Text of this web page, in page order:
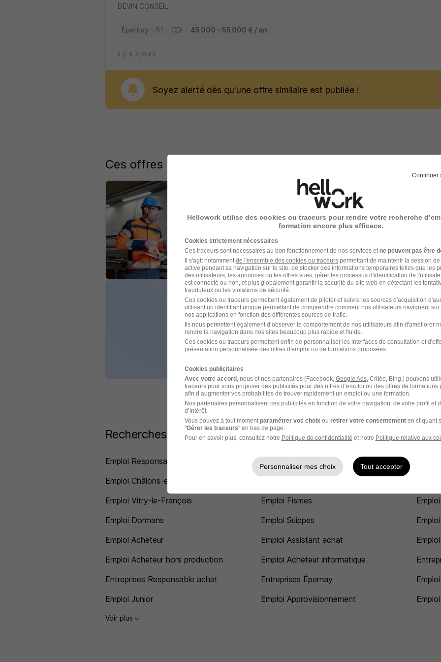
DEVIN CONSEIL
Épernay - 51 CDI 45 000 - 55 000 € / an
il y a 3 jours
Soyez alerté dès qu'une offre similaire est publiée !
Ces offres similaires pourraient vous intéresser
Coordinateur Achats & Magasins H/F
Bezannes - 51
il y a 2 jours
Chef de Projet Achats - Temps Plein
L'Industrie recrute
Sézanne - 51 CDI
Recherches similaires
Emploi Responsable achat
Emploi Châlons-en-Champagne
Emploi Vitry-le-François
Emploi Fismes
Emploi Dormans
Emploi Suippes
Emploi Acheteur
Emploi Assistant achat
Emploi Acheteur hors production
Emploi Acheteur informatique
Entreprises Responsable achat
Entreprises Épernay
Emploi Junior
Emploi Approvisionnement
Voir plus
Continuer
Hellowork utilise des cookies ou traceurs pour rendre votre recherche
formation encore plus efficace.
Cookies strictement nécessaires
Ces traceurs sont nécessaires au bon fonctionnement de nos services etne peuvent pas être
Il s'agit notammentde l'ensemble des cookies ou traceurspermettant de maintenir la session
active pendant sa navigation sur le site, de stocker des informations temporaires telles que les
des utilisateurs, les annonces ou les offres vues, gérer les processus d'identification de
est connecté ou non, et plus globalement garantir la sécurité du site web en détectant les
frauduleux ou les violations de sécurité.
Ces cookies ou traceurs permettent également de piloter et suivre les sources d'acquisition
utilisant un identifiant unique permettant de comprendre comment nos utilisateurs naviguent sur
nos applications en fonction des différentes sources de trafic.
Ils nous permettent également d’observer le comportement de nos utilisateurs afin d'améliorer
rendre la navigation dans nos sites beaucoup plus rapide et fluide.
Ces cookies ou traceurs permettent enfin de personnaliser les interfaces de consultation et
présentation personnalisée des offres d'emploi ou de formations proposées.
Cookies publicitaires
Avec votre accord , nous et nos partenaires (Facebook, Google Ads, Critéo, Bing,) pouvons
traceurs pour vous proposer des publicités pour des offres d’emploi ou des offres de formations
afin d’augmenter vos probabilités de trouver rapidement un emploi ou une formation.
Nos partenaires personnalisent ces publicités en fonction de votre navigation, de votre profil et
d’intérêt.
Vous pouvez à tout momentparamétrer vos choixou retirer votre consentementen cliquant
"Gérer les traceurs" en bas de page.
Pour en savoir plus, consultez notre Politique de confidentialité et notre Politique relative aux
Personnaliser mes choix Tout accepter